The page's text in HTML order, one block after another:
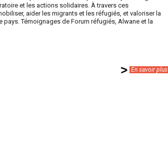
et les actions solidaires. À travers ces
aider les migrants et les réfugiés, et valoriser la
Témoignages de Forum réfugiés, Alwane et la
En savoir plus